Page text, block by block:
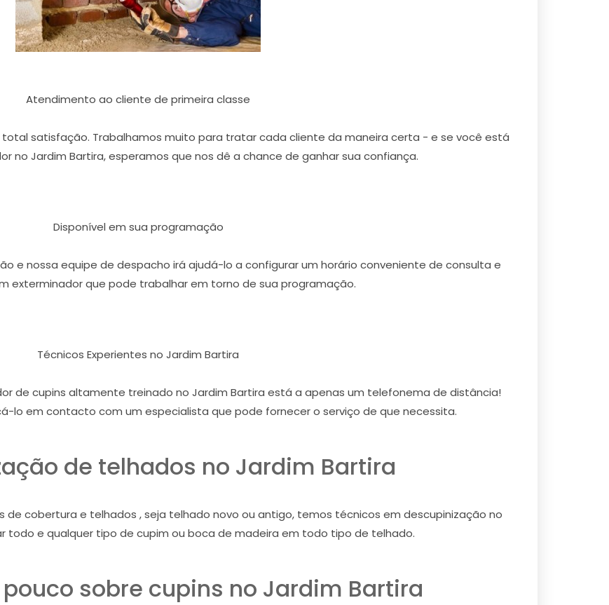
Atendimento ao cliente de primeira classe
total satisfação. Trabalhamos muito para tratar cada cliente da maneira certa - e se você está
no Jardim Bartira, esperamos que nos dê a chance de ganhar sua confiança.
Disponível em sua programação
e nossa equipe de despacho irá ajudá-lo a configurar um horário conveniente de consulta e
exterminador que pode trabalhar em torno de sua programação.
Técnicos Experientes no Jardim Bartira
de cupins altamente treinado no Jardim Bartira está a apenas um telefonema de distância!
lo em contacto com um especialista que pode fornecer o serviço de que necessita.
de telhados no Jardim Bartira
cobertura e telhados , seja telhado novo ou antigo, temos técnicos em descupinização no
todo e qualquer tipo de cupim ou boca de madeira em todo tipo de telhado.
sobre cupins no Jardim Bartira